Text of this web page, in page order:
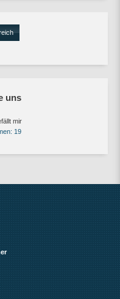
uns
mir
19